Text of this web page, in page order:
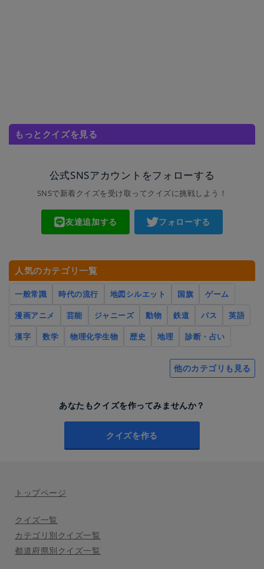
もっとクイズを見る
公式SNSアカウントをフォローする
SNSで新着クイズを受け取ってクイズに挑戦しよう！
友達追加する フォローする
人気のカテゴリ一覧
一般常識 時代の流行 地図シルエット 国旗
ゲーム
漫画アニメ
芸能 ジャニーズ 動物 鉄道 バス
英語
漢字
数学 物理化学生物 歴史 地理 診断・占い
他のカテゴリも見る
あなたもクイズを作ってみませんか？
クイズを作る
トップページ
クイズ一覧
カテゴリ別クイズ一覧
都道府県別クイズ一覧